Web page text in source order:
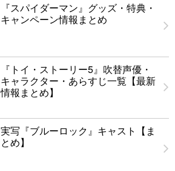
『スパイダーマン』グッズ・特典・
キャンペーン情報まとめ
『トイ・ストーリー5』吹替声優・
キャラクター・あらすじ一覧【最新
情報まとめ】
実写『ブルーロック』キャスト【ま
とめ】